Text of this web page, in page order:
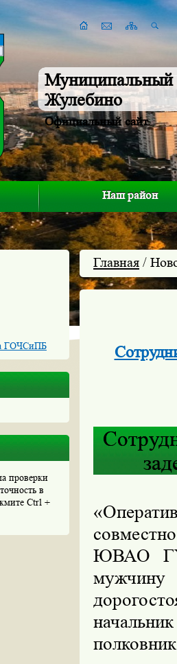
Муниципальный
Жулебино
Официальный сайт
Наш район
ГОЧСиПБ
проверки
в
Ctrl +
Главная /
ЮВАО ГУ